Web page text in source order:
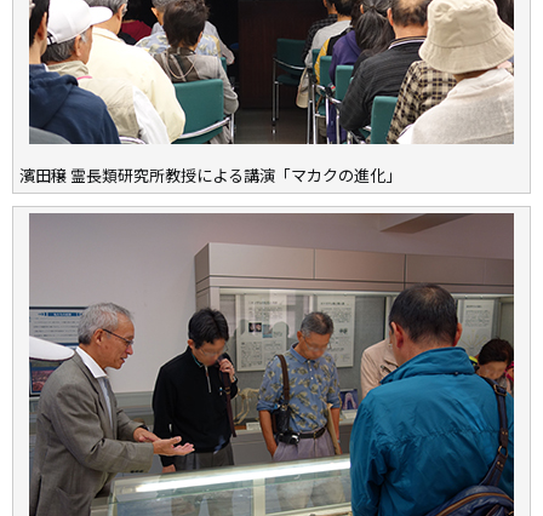
濱田穣 霊長類研究所教授による講演「マカクの進化」